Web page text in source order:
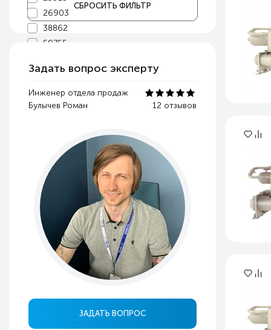
26903
38862
59755
СБРОСИТЬ ФИЛЬТР
Задать вопрос эксперту
Инженер отдела продаж
Булычев Роман
12 отзывов
ЗАДАТЬ ВОПРОС